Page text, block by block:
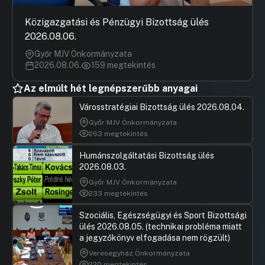
22.Javaslat a Diákváros projekthez
hatáskörébe tartozó infrastruktúrális
fejlesztési feladatok felmérésére
HozzászólásokUgrás a napirendi pontra
23.Javaslat az aluljárók nyitvatartása
vizsgálatára
HozzászólásokUgrás a napirendi pontra
Radics
24.Javaslat a díjmentes kutya-és
kerékpárszállítás jogosulti körének
kiterjesztésére
HozzászólásokUgrás a napirendi pontra
25.Javaslat a Nagykőrösi út XVIII.
kerületi szakaszának teljes körű
felújítására vonatkozóan
HozzászólásokUgrás a napirendi pontra
Szaniszló
26.Javaslat új fővárosi Drogellenes
Stratégia kidolgozására
HozzászólásokUgrás a napirendi pontra
Szalay-
27.Javaslat a BGYH Zrt. által
üzemeltetett fürdők tekintetében
Közigazgatási és Pénzügyi Bizottság ülés
2026.08.06.
Győr MJV Önkormányzata
2026.08.06.
159 megtekintés
Az elmúlt hét legnépszerűbb anyagai
Városstratégiai Bizottság ülés 2026.08.04.
Győr MJV Önkormányzata
263 megtekintés
Humánszolgáltatási Bizottság ülés
2026.08.03.
Győr MJV Önkormányzata
233 megtekintés
Szociális, Egészségügyi és Sport Bizottsági
ülés 2026.08.05. (technikai probléma miatt
a jegyzőkönyv elfogadása nem rögzült)
Veresegyház Önkormányzata